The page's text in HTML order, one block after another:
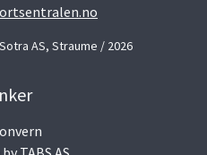
AS, Straume / 2026